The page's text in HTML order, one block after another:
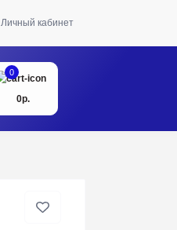
Личный кабинет
0
0р.